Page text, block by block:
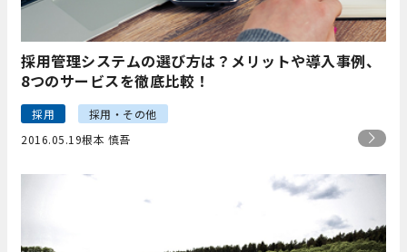
採用管理システムの選び方は？メリットや導入事例、
8つのサービスを徹底比較！
採用
採用・その他
2016.05.19根本 慎吾